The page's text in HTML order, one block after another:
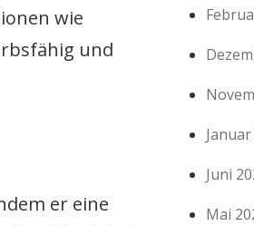
wie
und
er eine
Juni
Mai